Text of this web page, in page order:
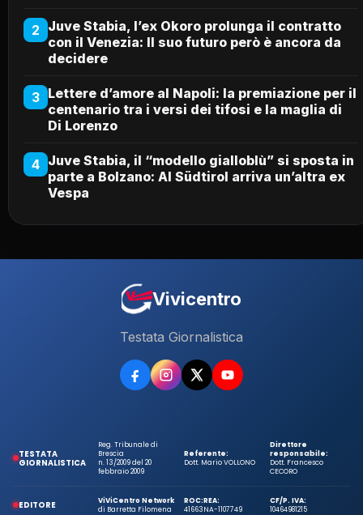
2 Juve Stabia, l’ex Okoro prolunga il contratto
con il Venezia: Il suo futuro però è ancora da
decidere
3 Lettere d’amore al Napoli: la premiazione per il
centenario tra i versi dei tifosi e la maglia di
Di Lorenzo
4 Juve Stabia, il “modello gialloblù” si sposta in
parte a Bolzano: Al Südtirol arriva un’altra ex
Vespa
Vivicentro
Testata Giornalistica
TESTATA
GIORNALISTICA
Reg. Tribunale di
Brescia
n. 13/2009 del 20
febbraio 2009
Referente:
Dott. Mario VOLLONO
Direttore
responsabile:
Dott. Francesco
CECORO
EDITORE
ViViCentro Network
di Barretta Filomena
ROC:
41663
REA:
NA-1107749
CF/P. IVA:
10464981215